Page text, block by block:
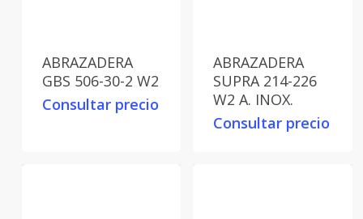
ABRAZADERA
GBS 506-30-2 W2
Consultar precio
ABRAZADERA
SUPRA 214-226
W2 A. INOX.
Consultar precio